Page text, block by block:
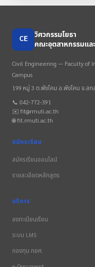
CE
วิศวกรรมโยธา
คณะอุตสาหกรรมแล
Civil Engineering — Faculty of
Campus
199 หมู่ 3 ต.พังโคน อ.พังโคน จ.สก
📞 042-772-391
✉️ fit@rmuti.ac.th
🌐 fit.rmuti.ac.th
สมัครเรียน
สมัครเรียนออนไลน์
รายละเอียดหลักสูตร
บริการ
ลงทะเบียนเรียน
ระบบ LMS
กองทุน กยศ.